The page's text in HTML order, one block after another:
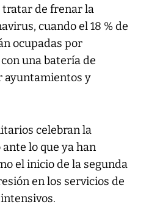
de frenar la
cuando el 18 % de
ocupadas por
una batería de
ayuntamientos y
celebran la
lo que ya han
el inicio de la segunda
en los servicios de